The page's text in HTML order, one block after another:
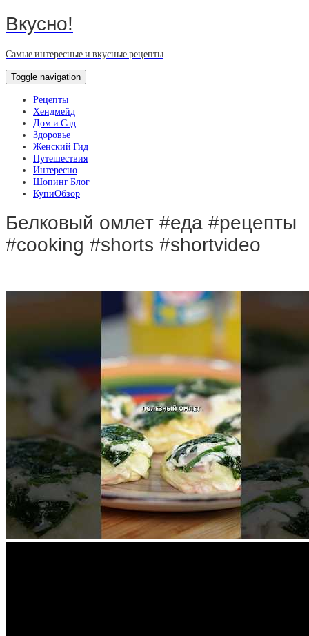
Вкусно!
Самые интересные и вкусные рецепты
Toggle navigation
Рецепты
Хендмейд
Дом и Сад
Здоровье
Женский Гид
Путешествия
Интересно
Шопинг Блог
КупиОбзор
Белковый омлет #еда #рецепты
#cooking #shorts #shortvideo